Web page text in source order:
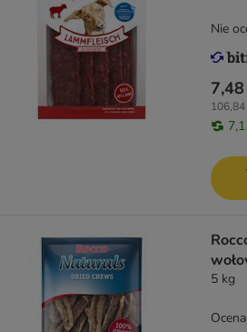
7,48
106,84
Nie
5 kg